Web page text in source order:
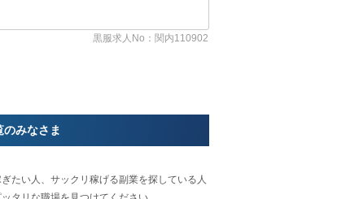
黒服求人No：関内110902
みなさま
たい人、サックリ稼げる副業を探している人